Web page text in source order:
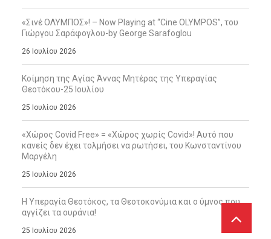
«Σινέ ΟΛΥΜΠΟΣ»! – Now Playing at “Cine OLYMPOS”, του
Γιώργου Σαράφογλου-by George Sarafoglou
26 Ιουλίου 2026
Κοίμηση της Αγίας Άννας Μητέρας της Υπεραγίας
Θεοτόκου-25 Ιουλίου
25 Ιουλίου 2026
«Χώρος Covid Free» = «Χώρος χωρίς Covid»! Αυτό που
κανείς δεν έχει τολμήσει να ρωτήσει, του Κωνσταντίνου
Μαργέλη
25 Ιουλίου 2026
Η Υπεραγία Θεοτόκος, τα Θεοτοκονύμια και ο ύμνος που
αγγίζει τα ουράνια!
25 Ιουλίου 2026